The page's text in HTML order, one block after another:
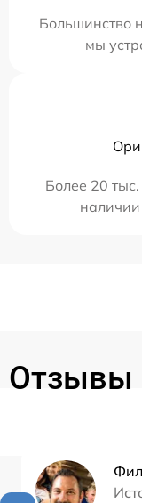
Большинство
мы
Более 20
Отзывы